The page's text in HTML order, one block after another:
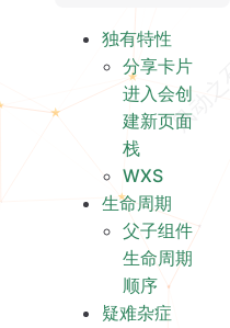
生命周期
疑难杂症
子组件上添加样式
独有特性
分享卡片
进入会创
建新页面
栈
WXS
生命周期
父子组件
生命周期
顺序
疑难杂症